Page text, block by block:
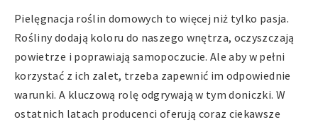
Pielęgnacja roślin domowych to więcej niż tylko pasja.
Rośliny dodają koloru do naszego wnętrza, oczyszczają
powietrze i poprawiają samopoczucie. Ale aby w pełni
korzystać z ich zalet, trzeba zapewnić im odpowiednie
warunki. A kluczową rolę odgrywają w tym doniczki. W
ostatnich latach producenci oferują coraz ciekawsze